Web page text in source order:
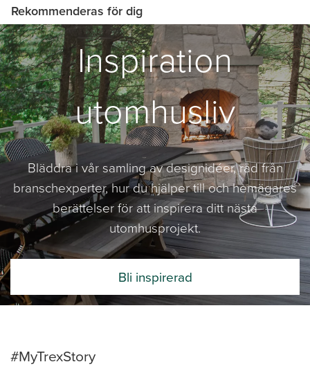
Rekommenderas för dig
Inspiration
utomhusliv
Bläddra i vår samling av designidéer, råd från
branschexperter, hur du hjälper till och hemägares
berättelser för att inspirera ditt nästa
utomhusprojekt.
Bli inspirerad
#MyTrexStory